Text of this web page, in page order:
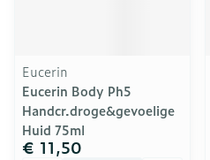
Eucerin
Eucerin Body Ph5
Handcr.droge&gevoelige
Huid 75ml
€ 11,50